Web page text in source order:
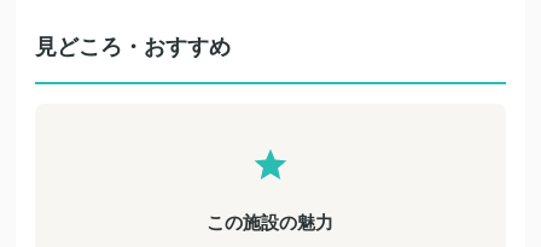
見どころ・おすすめ
この施設の魅力